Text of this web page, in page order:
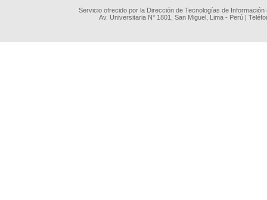
Servicio ofrecido por la Dirección de Tecnologías de
Av. Universitaria N° 1801, San Miguel, Lima - Perú |